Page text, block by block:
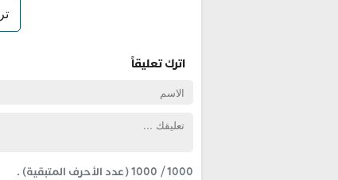
اترك تعليقاً
1000
/
1000(عدد الأحرف المتبقية) .